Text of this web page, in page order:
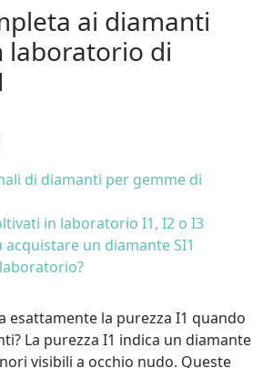
ai diamanti
laboratorio di
di diamanti per gemme di
in laboratorio I1, I2 o I3
acquistare un diamante SI1
esattamente la purezza I1 quando
La purezza I1 indica un diamante
visibili a occhio nudo. Queste